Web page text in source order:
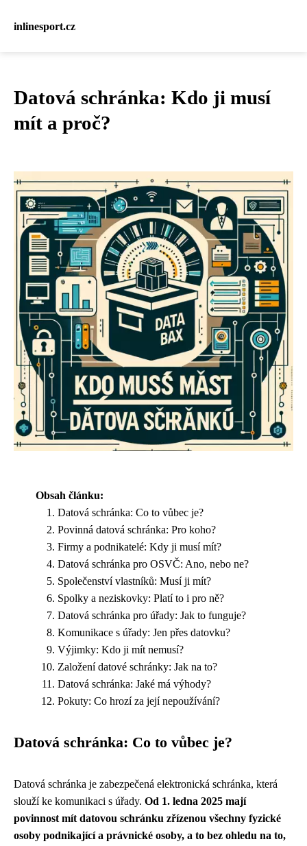
inlinesport.cz
Datová schránka: Kdo ji musí
mít a proč?
Obsah článku:
Datová schránka: Co to vůbec je?
Povinná datová schránka: Pro koho?
Firmy a podnikatelé: Kdy ji musí mít?
Datová schránka pro OSVČ: Ano, nebo ne?
Společenství vlastníků: Musí ji mít?
Spolky a neziskovky: Platí to i pro ně?
Datová schránka pro úřady: Jak to funguje?
Komunikace s úřady: Jen přes datovku?
Výjimky: Kdo ji mít nemusí?
Založení datové schránky: Jak na to?
Datová schránka: Jaké má výhody?
Pokuty: Co hrozí za její nepoužívání?
Datová schránka: Co to vůbec je?
Datová schránka je zabezpečená elektronická schránka, která
slouží ke komunikaci s úřady. Od 1. ledna 2025 mají
povinnost mít datovou schránku zřízenou všechny fyzické
osoby podnikající a právnické osoby, a to bez ohledu na to,